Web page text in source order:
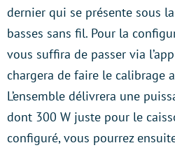
dernier qui se présente sous
basses sans fil. Pour la
vous suffira de passer via
chargera de faire le calibrage
L’ensemble délivrera une
dont 300 W juste pour le
configuré, vous pourrez